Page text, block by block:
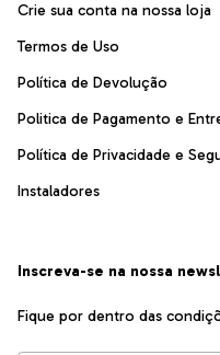
Crie sua conta na nossa loja
Termos de Uso
Política de Devolução
Politica de Pagamento e
Política de Privacidade e
Instaladores
Inscreva-se na nossa
Fique por dentro das